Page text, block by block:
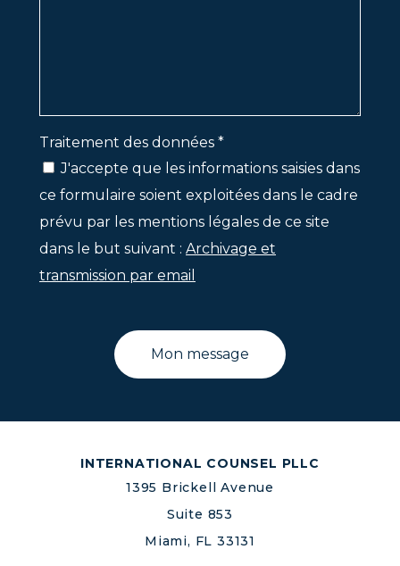
Traitement des données *
J'accepte que les informations saisies dans
ce formulaire soient exploitées dans le cadre
prévu par les mentions légales de ce site
dans le but suivant : Archivage et
transmission par email
INTERNATIONAL COUNSEL PLLC
1395 Brickell Avenue
Suite 853
Miami, FL 33131